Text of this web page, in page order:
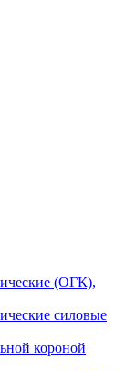
(ОГК),
силовые
короной